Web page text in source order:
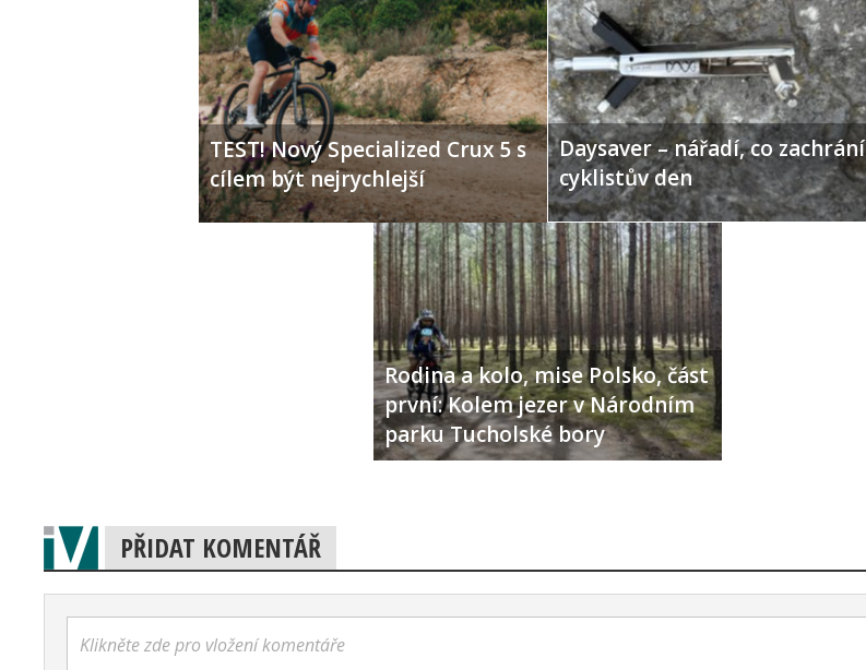
TEST! Nový Specialized Crux 5 s
cílem být nejrychlejší
Daysaver – nářadí, co zachrání
cyklistův den
Rodina a kolo, mise Polsko, část
první: Kolem jezer v Národním
parku Tucholské bory
PŘIDAT KOMENTÁŘ
Klikněte zde pro vložení komentáře